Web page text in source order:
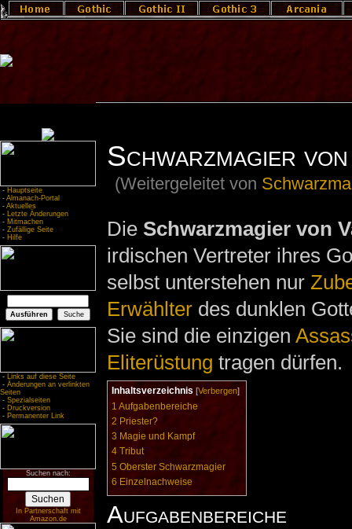
- Hauptseite
- Almanach-Portal
- Aktuelles
- Letzte Änderungen
- Mitmachen
- Zufällige Seite
- Hilfe
- Links auf diese Seite
- Änderungen an verlinkten
Seiten
- Spezialseiten
- Druckversion
- Permanenter Link
Suchen nach:
In Partnerschaft mit
Amazon.de
Schwarzmagier
(Weitergeleitet von
Die Schwarzmagier von
irdischen Vertreter ihres
selbst unterstehen nur
Erwählterdes dunklen
Sie sind die einzigen
Eliterüstung tragen dürfen.
Inhaltsverzeichnis [Verbergen]
1 Aufgabenbereiche
2 Priester?
3 Magie und Kampf
4 Tribut
5 Oberster Schwarzmagier
6 Einzelnachweise
Aufgabenbereiche